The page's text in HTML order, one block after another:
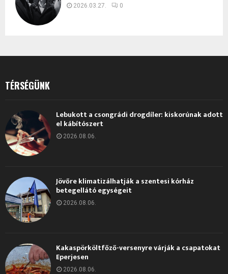
2026.03.27. 0
TÉRSÉGÜNK
Lebukott a csongrádi drogdíler: kiskorúnak adott
el kábítószert
2026.08.06.
Jövőre klimatizálhatják a szentesi kórház
betegellátó egységeit
2026.08.06.
Kakaspörköltfőző-versenyre várják a csapatokat
Eperjesen
2026.08.06.